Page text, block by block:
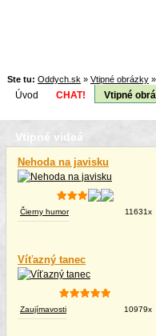
Ste tu: Oddych.sk » Vtipné obrázky »
Úvod CHAT! Vtipné
Vtipné videá
Nehoda na javisku
Čierny humor 11631x
Víťazný tanec
Zaujímavosti 10979x